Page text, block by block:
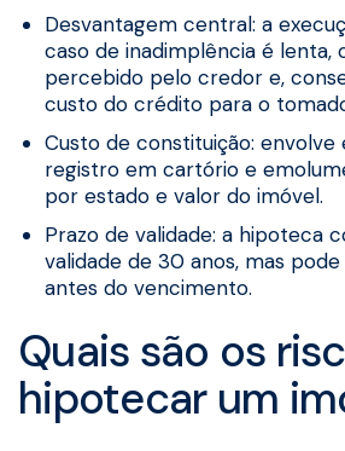
Desvantagem central: a
caso de inadimplência é lenta,
percebido pelo credor e,
custo do crédito para o
Custo de constituição: envolve
registro em cartório e
por estado e valor do imóvel.
Prazo de validade: a hipoteca
validade de 30 anos, mas
antes do vencimento.
Quais são os
hipotecar um